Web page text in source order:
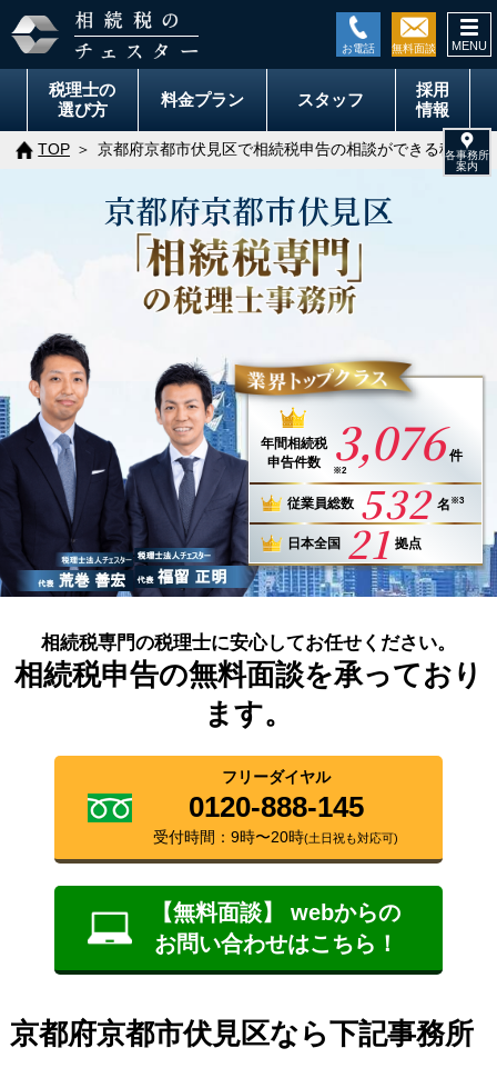
税理士の
選び方
料金プラン スタッフ
採用
情報
TOP 京都府京都市伏見区で相続税申告の相談ができる税理士
京都府京都市伏見区
年間相続税
申告件数
3,076 件
※2
従業員総数 532 名 ※3
日本全国 21 拠点
相続税専門の税理士に安心してお任せください。
相続税申告の無料面談を承っており
ます。
フリーダイヤル
0120-888-145
受付時間：9時〜20時(土日祝も対応可)
【無料面談】 webからの
お問い合わせはこちら！
京都府京都市伏見区なら下記事務所